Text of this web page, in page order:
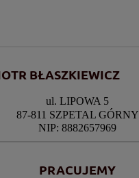
BŁASZKIEWICZ
ul. LIPOWA 5
87-811 SZPETAL GÓRNY
NIP: 8882657969
PRACUJEMY